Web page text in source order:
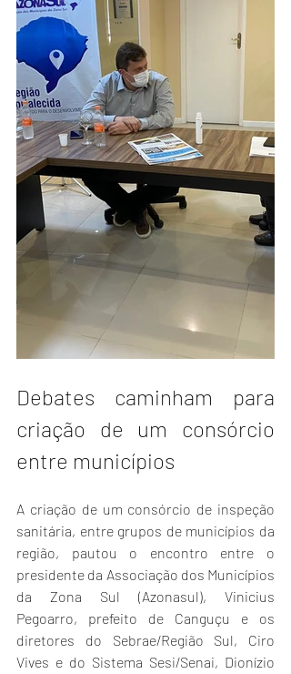
Debates caminham para
criação de um consórcio
entre municípios
A criação de um consórcio de inspeção
sanitária, entre grupos de municípios da
região, pautou o encontro entre o
presidente da Associação dos Municípios
da Zona Sul (Azonasul), Vinicius
Pegoarro, prefeito de Canguçu e os
diretores do Sebrae/Região Sul, Ciro
Vives e do Sistema Sesi/Senai, Dionízio